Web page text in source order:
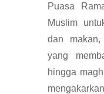
Puasa
Muslim
dan
yang
hingga